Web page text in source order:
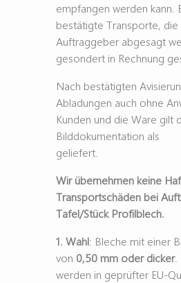
empfangen werden kann.
bestätigte Transporte,
Auftraggeber abgesagt
gesondert in Rechnung
Nach bestätigten
Abladungen auch ohne
Kunden und die Ware gilt
Bilddokumentation als
geliefert.
Wir übernehmen keine
Transportschäden bei
Tafel/Stück Profilblech.
1. Wahl: Bleche mit einer
von 0,50 mm oder dicker.
werden in geprüfter EU-